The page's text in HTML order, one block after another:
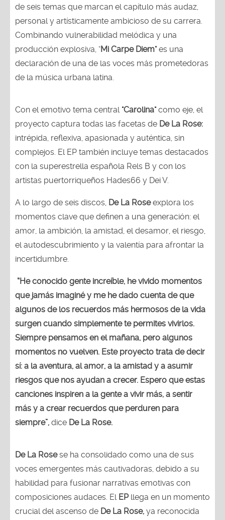
de seis temas que marcan el capítulo más audaz,
personal y artísticamente ambicioso de su carrera.
Combinando vulnerabilidad melódica y una
producción explosiva, "Mi Carpe Diem"es una
declaración de una de las voces más prometedoras
de la música urbana latina.
Con el emotivo tema central "Carolina"como eje, el
proyecto captura todas las facetas de De La Rose:
intrépida, reflexiva, apasionada y auténtica, sin
complejos. El EP también incluye temas destacados
con la superestrella española Rels B y con los
artistas puertorriqueños Hades66 y Dei V.
A lo largo de seis discos, De La Roseexplora los
momentos clave que definen a una generación: el
amor, la ambición, la amistad, el desamor, el riesgo,
el autodescubrimiento y la valentía para afrontar la
incertidumbre.
“He conocido gente increíble, he vivido momentos
que jamás imaginé y me he dado cuenta de que
algunos de los recuerdos más hermosos de la vida
surgen cuando simplemente te permites vivirlos.
Siempre pensamos en el mañana, pero algunos
momentos no vuelven. Este proyecto trata de decir
sí: a la aventura, al amor, a la amistad y a asumir
riesgos que nos ayudan a crecer. Espero que estas
canciones inspiren a la gente a vivir más, a sentir
más y a crear recuerdos que perduren para
siempre”, dice De La Rose.
De La Rosese ha consolidado como una de sus
voces emergentes más cautivadoras, debido a su
habilidad para fusionar narrativas emotivas con
composiciones audaces. El EPllega en un momento
crucial del ascenso de De La Rose, ya reconocida